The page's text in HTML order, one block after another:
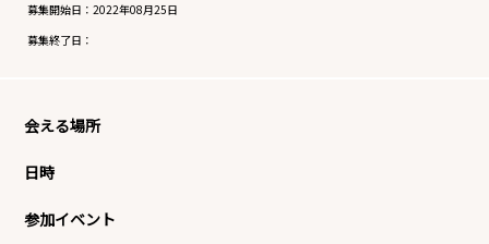
募集開始日： 2022年08月25日
募集終了日：
会える場所
日時
参加イベント